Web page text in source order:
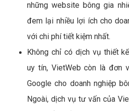
những website bông gia
đem lại nhiều lợi ích cho
với chi phí tiết kiệm nhất.
Không chỉ có dịch vụ thiết
uy tín, VietWeb còn là đơn
Google cho doanh nghiệp
Ngoài, dịch vụ tư vấn của